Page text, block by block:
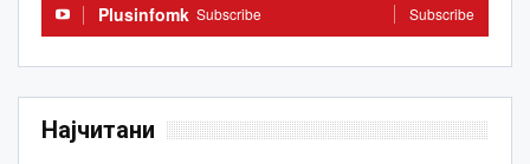
Plusinfomk Subscribe Subscribe
Најчитани